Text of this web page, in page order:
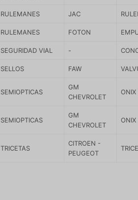
RULEMANES JAC
RULEMANES FOTON
SEGURIDAD VIAL -
SELLOS FAW
SEMIOPTICAS
GM
CHEVROLET
ONIX
SEMIOPTICAS
GM
CHEVROLET
ONIX
TRICETAS
CITROEN -
PEUGEOT